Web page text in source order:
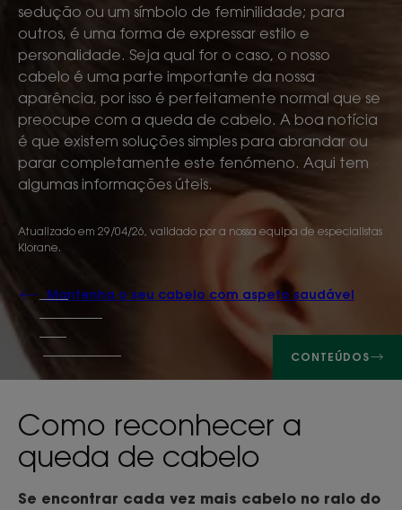
sedução ou um símbolo de feminilidade; para
outros, é uma forma de expressar estilo e
personalidade. Seja qual for o caso, o nosso
cabelo é uma parte importante da nossa
aparência, por isso é perfeitamente normal que se
preocupe com a queda de cabelo. A boa notícia
é que existem soluções simples para abrandar ou
parar completamente este fenómeno. Aqui tem
algumas informações úteis.
Atualizado em 29/04/26, validado por a nossa equipa de especialistas
Klorane.
Mantenha o seu cabelo com aspeto saudável
CONTEÚDOS
Como reconhecer a
queda de cabelo
Se encontrar cada vez mais cabelo no ralo do